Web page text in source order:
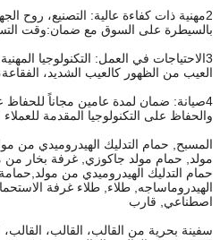
2مهنية ذات كفاءة عالية: التصنيع، روح
بالسيطرة على السوق مع ضمان:وقت
3الاحتياجات في العمل: التكنولوجيا
العيب من الظهور كالعيب الشديد،
4صيانة: ضمان لمدة عامين مجاناً للحفاظ
والحفاظ على التكنولوجيا المقدمة
المسبح, حمام التدليك الهيدروميدي من
مولد, حمام مولد جاكوزي, غرفة بخار
حمام التدليك الهيدروميدي من
الهيدروماساجه, طلاء, طلاء غرفة
اصطناعي, قارب